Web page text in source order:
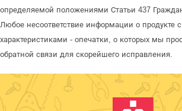
определяемой положениями Статьи 437
Любое несоответствие информации о продукте
характеристиками - опечатки, о которых мы
обратной связи для скорейшего исправления.